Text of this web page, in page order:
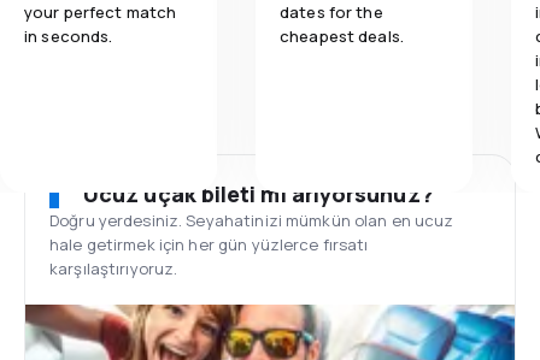
your perfect match
in seconds.
dates for the
cheapest deals.
Ucuz uçak bileti mi arıyorsunuz?
Doğru yerdesiniz. Seyahatinizi mümkün olan en ucuz
hale getirmek için her gün yüzlerce fırsatı
karşılaştırıyoruz.